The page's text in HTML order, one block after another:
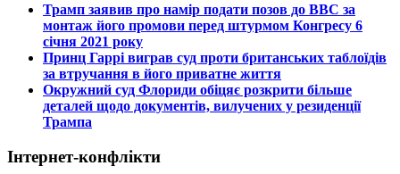
​Трамп заявив про намір подати позов до ВВС за
монтаж його промови перед штурмом Конгресу 6
січня 2021 року
​Принц Гаррі виграв суд проти британських таблоїдів
за втручання в його приватне життя
​Окружний суд Флориди обіцяє розкрити більше
деталей щодо документів, вилучених у резиденції
Трампа
Інтернет-конфлікти